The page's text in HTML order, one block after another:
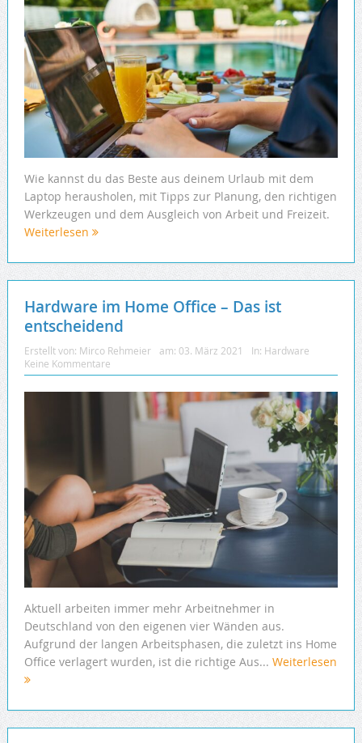
Wie kannst du das Beste aus deinem Urlaub mit dem
Laptop herausholen, mit Tipps zur Planung, den richtigen
Werkzeugen und dem Ausgleich von Arbeit und Freizeit.
Weiterlesen
Hardware im Home Office – Das ist
entscheidend
Erstellt von: Mirco Rehmeier am: 03. März 2021 In: Hardware
Keine Kommentare
Aktuell arbeiten immer mehr Arbeitnehmer in
Deutschland von den eigenen vier Wänden aus.
Aufgrund der langen Arbeitsphasen, die zuletzt ins Home
Office verlagert wurden, ist die richtige Aus... Weiterlesen